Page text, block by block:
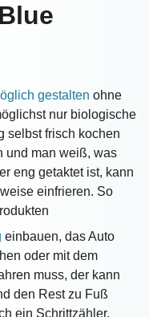
gestalten ohne
nur biologische
selbst frisch kochen
und man weiß, was
eng getaktet ist, kann
einfrieren. So
einbauen, das Auto
oder mit dem
muss, der kann
den Rest zu Fuß
ein Schrittzähler,